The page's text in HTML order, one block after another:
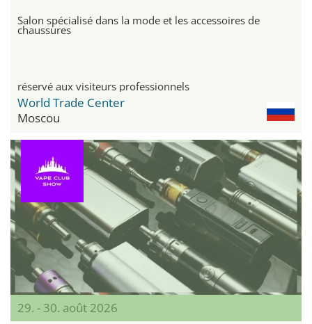
Salon spécialisé dans la mode et les accessoires de
chaussures
réservé aux visiteurs professionnels
World Trade Center
Moscou
29. - 30. août 2026